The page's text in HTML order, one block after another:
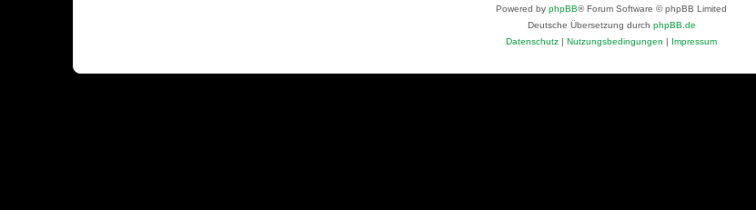
Powered by phpBB® Forum Software © phpBB Limited
Deutsche Übersetzung durch phpBB.de
Datenschutz | Nutzungsbedingungen | Impressum